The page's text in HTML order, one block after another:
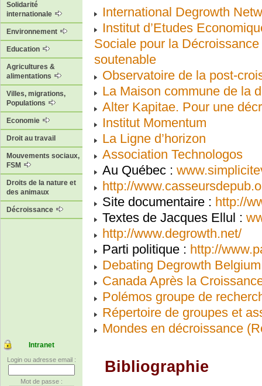
Solidarité
internationale
Environnement
Education
Agricultures &
alimentations
Villes, migrations,
Populations
Economie
Droit au travail
Mouvements sociaux,
FSM
Droits de la nature et
des animaux
Décroissance
Intranet
Login ou adresse email :
Mot de passe :
International Degrowth
Institut d’Etudes
Sociale pour la Décroissance
soutenable
Observatoire de la post-
La Maison commune de la
Alter Kapitae. Pour une
Institut Momentum
La Ligne d’horizon
Association Technologos
Au Québec :
http://
Site documentaire : http://
Textes de Jacques Ellul :
http://www.degrowth.net/
Parti politique : http://
Debating Degrowth Belgium
Canada Après la
Polémos groupe de
Répertoire de groupes et
Mondes en décroissance
Bibliographie